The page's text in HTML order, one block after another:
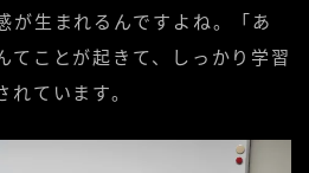
が生まれるんですよね。「あ
てことが起きて、しっかり学習
ています。